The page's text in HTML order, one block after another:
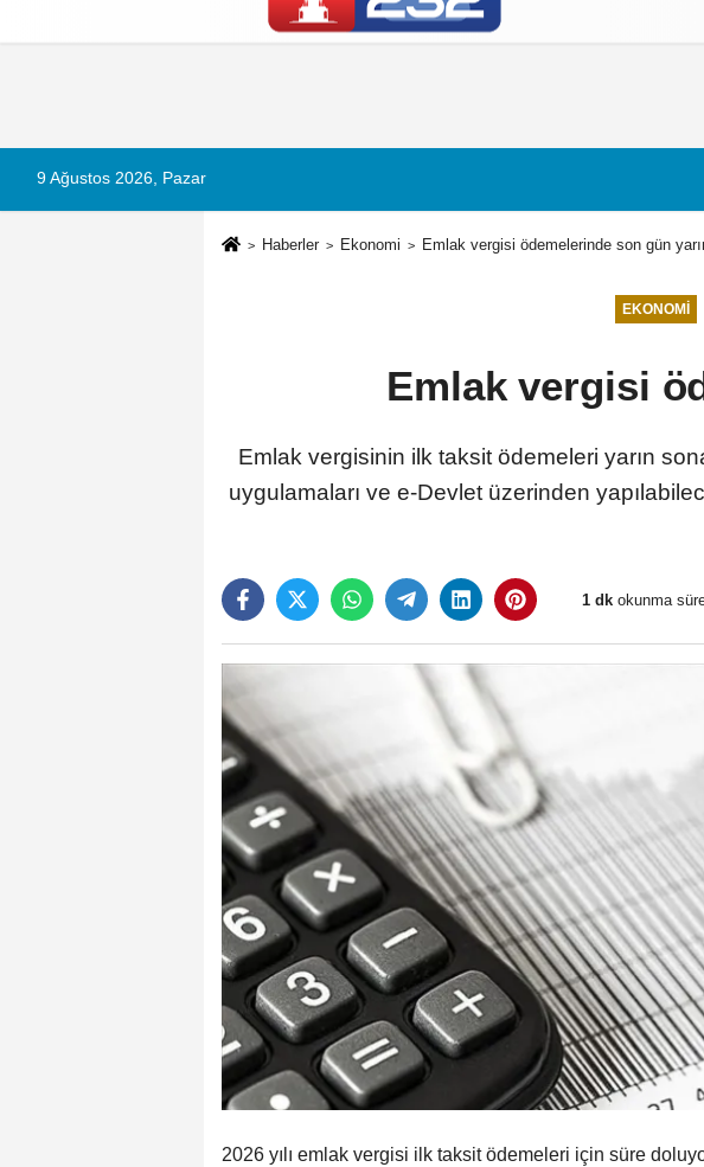
Künye İletişim Çerez Politikası
9 Ağustos 2026, Pazar
Haberler Ekonomi Emlak vergisi ödemelerinde son gün
EKONOMI
Emlak vergisi
Emlak vergisinin ilk taksit ödemeleri yarın
uygulamaları ve e-Devlet üzerinden
1 dk okunma
2026 yılı emlak vergisi ilk taksit ödemeleri için süre